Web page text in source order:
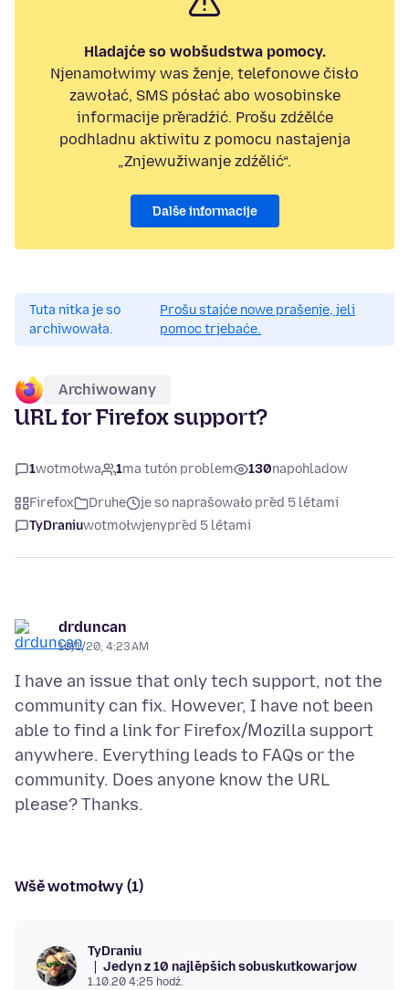
Hladajće so wobšudstwa pomocy.
Njenamołwimy was ženje, telefonowe čisło
zawołać, SMS pósłać abo wosobinske
informacije přeradźić. Prošu zdźělće
podhladnu aktiwitu z pomocu nastajenja
„Znjewužiwanje zdźělić“.
Dalše informacije
Tuta nitka je so
archiwowała.
Prošu stajće nowe prašenje, jeli
pomoc trjebaće.
Archiwowany
URL for Firefox support?
1wotmołwa 1ma tutón problem 130napohladow
Firefox Druhe
je so naprašowało před 5 lětami
TyDraniuwotmołwjenypřed 5 lětami
drduncan
10/1/20, 4:23 AM
I have an issue that only tech support, not the
community can fix. However, I have not been
able to find a link for Firefox/Mozilla support
anywhere. Everything leads to FAQs or the
community. Does anyone know the URL
Wšě wotmołwy (1)
TyDraniu
Jedyn z 10 najlěpšich sobuskutkowarjow
1.10.20 4:25 hodź.